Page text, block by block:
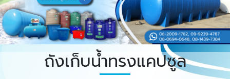
ถังเก็บน้ำทรงแคปซูล